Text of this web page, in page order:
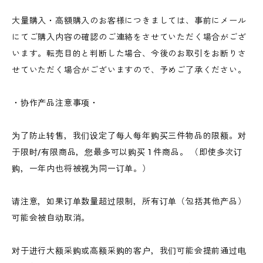
大量購入・高額購入のお客様につきましては、事前にメール
にてご購入内容の確認のご連絡をさせていただく場合がござ
います。転売目的と判断した場合、今後のお取引をお断りさ
せていただく場合がございますので、予めご了承ください。
・协作产品注意事项・
为了防止转售，我们设定了每人每年购买三件物品的限额。对
于限时/有限商品，您最多可以购买 1 件商品。 （即使多次订
购，一年内也将被视为同一订单。）
请注意，如果订单数量超过限制，所有订单（包括其他产品）
可能会被自动取消。
对于进行大额采购或高额采购的客户，我们可能会提前通过电